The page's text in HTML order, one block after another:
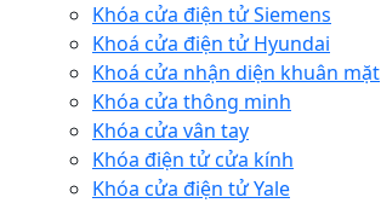
Khóa cửa điện tử Siemens
Khoá cửa điện tử Hyundai
Khoá cửa nhận diện khuân mặt
Khóa cửa thông minh
Khóa cửa vân tay
Khóa điện tử cửa kính
Khóa cửa điện tử Yale